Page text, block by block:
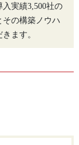
実績3,500社の
その構築ノウハ
ます。